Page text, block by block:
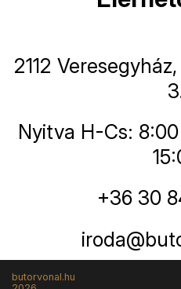
2112
Nyitva H-Cs:
+36 30
butorvonal.hu